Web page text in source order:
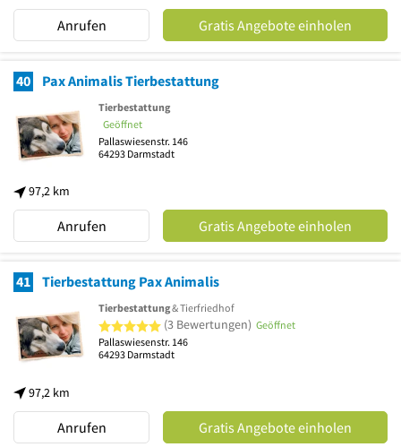
Anrufen Gratis Angebote einholen
40 Pax Animalis Tierbestattung
97,2 km
Tierbestattung
Geöffnet
Pallaswiesenstr. 146
64293 Darmstadt
Anrufen Gratis Angebote einholen
41 Tierbestattung Pax Animalis
97,2 km
Tierbestattung& Tierfriedhof
5 von 5 Sternen
(3 Bewertungen) Geöffnet
Pallaswiesenstr. 146
64293 Darmstadt
Anrufen Gratis Angebote einholen